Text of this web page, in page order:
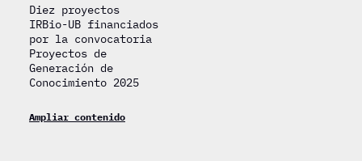
Diez proyectos
IRBio-UB financiados
por la convocatoria
Proyectos de
Generación de
Conocimiento 2025
Ampliar contenido